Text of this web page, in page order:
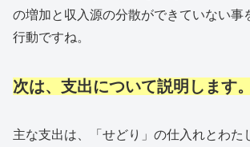
の増加と収入源の分散ができていない事
行動ですね。
次は、支出について説明 します。
主な支出は、「せどり」の仕入れとわた